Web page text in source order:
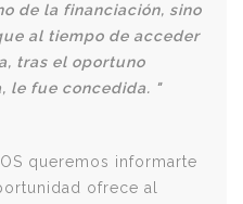
de la financiación, sino
al tiempo de acceder
tras el oportuno
le fue concedida. "
queremos informarte
ofrece al